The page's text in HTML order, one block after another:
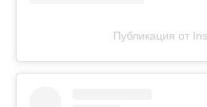
Публикация от